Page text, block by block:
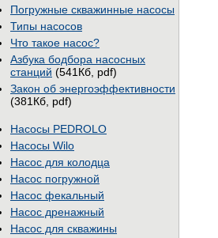
Погружные скважинные насосы
Типы насосов
Что такое насос?
Азбука бодбора насосных
станций (541Кб, pdf)
Закон об энергоэффективности
(381Кб, pdf)
Насосы PEDROLO
Насосы Wilo
Насос для колодца
Насос погружной
Насос фекальный
Насос дренажный
Насос для скважины